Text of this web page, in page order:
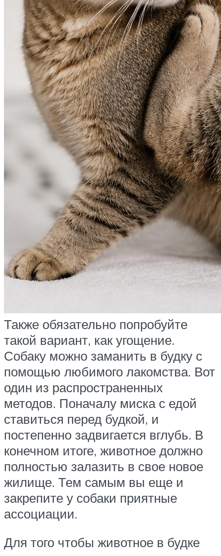
Также обязательно попробуйте
такой вариант, как угощение.
Собаку можно заманить в будку с
помощью любимого лакомства. Вот
один из распространенных
методов. Поначалу миска с едой
ставиться перед будкой, и
постепенно задвигается вглубь. В
конечном итоге, животное должно
полностью залазить в свое новое
жилище. Тем самым вы еще и
закрепите у собаки приятные
ассоциации.
Для того чтобы животное в будке